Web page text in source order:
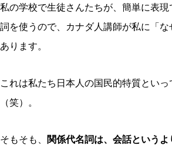
私の学校で生徒さんたちが、簡単に表
詞を使うので、カナダ人講師が私に「
あります。
これは私たち日本人の国民的特質とい
（笑）。
そもそも、
関係代名詞は、会話という